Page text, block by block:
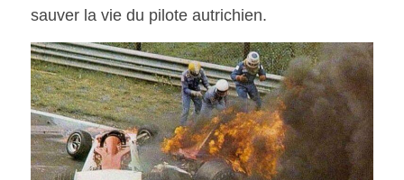
sauver la vie du pilote autrichien.